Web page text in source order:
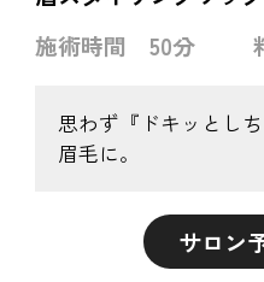
施術時間
50分
思わず『ドキッとし
眉毛に。
サロン